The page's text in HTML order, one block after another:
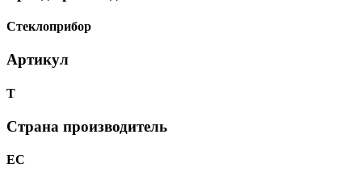
Стеклоприбор
Артикул
Т
Страна производитель
ЕС